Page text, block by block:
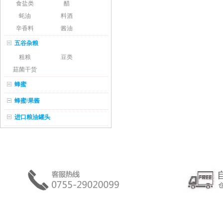
食盐类
醋
蚝油
料酒
辛香料
酱油
五谷杂粮
粗粮
豆类
菇菌干货
蜂蜜
蜂蜜/果酱
进口粮油罐头